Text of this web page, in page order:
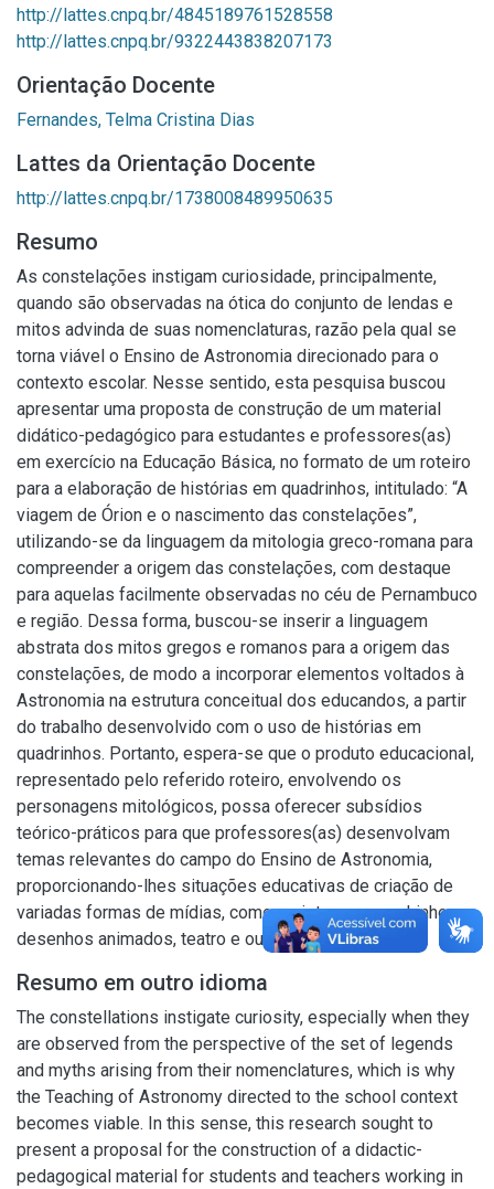
http://lattes.cnpq.br/4845189761528558
http://lattes.cnpq.br/9322443838207173
Orientação Docente
Fernandes, Telma Cristina Dias
Lattes da Orientação Docente
http://lattes.cnpq.br/1738008489950635
Resumo
As constelações instigam curiosidade, principalmente,
quando são observadas na ótica do conjunto de lendas e
mitos advinda de suas nomenclaturas, razão pela qual se
torna viável o Ensino de Astronomia direcionado para o
contexto escolar. Nesse sentido, esta pesquisa buscou
apresentar uma proposta de construção de um material
didático-pedagógico para estudantes e professores(as)
em exercício na Educação Básica, no formato de um roteiro
para a elaboração de histórias em quadrinhos, intitulado: “A
viagem de Órion e o nascimento das constelações”,
utilizando-se da linguagem da mitologia greco-romana para
compreender a origem das constelações, com destaque
para aquelas facilmente observadas no céu de Pernambuco
e região. Dessa forma, buscou-se inserir a linguagem
abstrata dos mitos gregos e romanos para a origem das
constelações, de modo a incorporar elementos voltados à
Astronomia na estrutura conceitual dos educandos, a partir
do trabalho desenvolvido com o uso de histórias em
quadrinhos. Portanto, espera-se que o produto educacional,
representado pelo referido roteiro, envolvendo os
personagens mitológicos, possa oferecer subsídios
teórico-práticos para que professores(as) desenvolvam
temas relevantes do campo do Ensino de Astronomia,
proporcionando-lhes situações educativas de criação de
variadas formas de mídias, como revistas em quadrinhos,
desenhos animados, teatro e outras.
Resumo em outro idioma
The constellations instigate curiosity, especially when they
are observed from the perspective of the set of legends
and myths arising from their nomenclatures, which is why
the Teaching of Astronomy directed to the school context
becomes viable. In this sense, this research sought to
present a proposal for the construction of a didactic-
pedagogical material for students and teachers working in